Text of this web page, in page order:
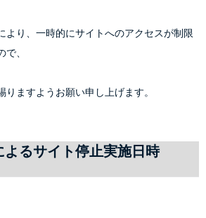
より、一時的にサイトへのアクセスが制限
、
ますようお願い申し上げます。
るサイト停止実施日時